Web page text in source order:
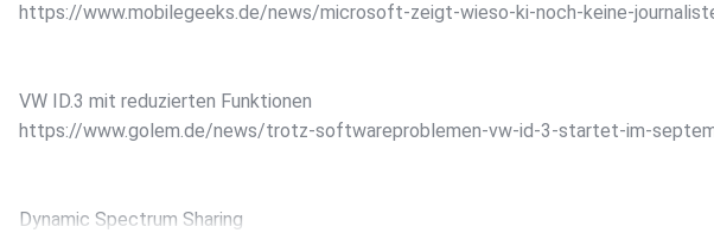
https://www.mobilegeeks.de/news/microsoft-zeigt-wieso-ki-noch-keine-
VW ID.3 mit reduzierten Funktionen
https://www.golem.de/news/trotz-softwareproblemen-vw-id-3-startet-im-
Dynamic Spectrum Sharing